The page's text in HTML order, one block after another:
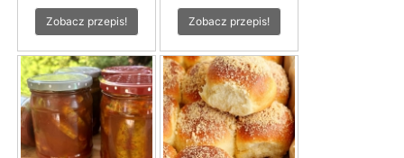
Zobacz przepis! Zobacz przepis!